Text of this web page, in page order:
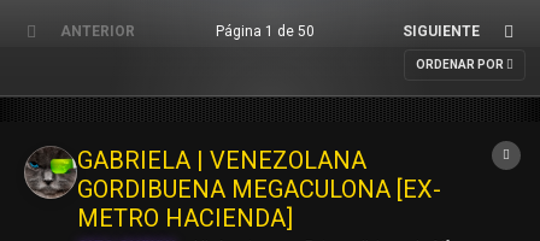
ANTERIOR SIGUIENTE
Página 1 de 50
ORDENAR POR
GABRIELA | VENEZOLANA
GORDIBUENA MEGACULONA [EX-
METRO HACIENDA]